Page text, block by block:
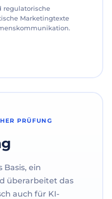
regulatorische
Marketingtexte
PRÜFUNG
Basis, ein
überarbeitet das
auch für KI-